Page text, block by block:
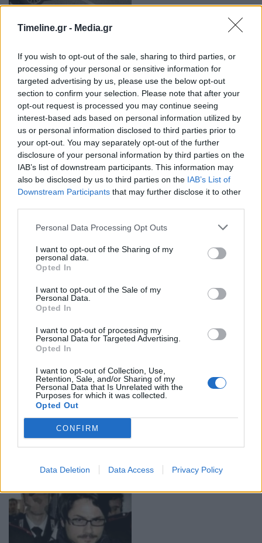
Timeline.gr - Media.gr
If you wish to opt-out of the sale, sharing to third parties, or
processing of your personal or sensitive information for
targeted advertising by us, please use the below opt-out
section to confirm your selection. Please note that after your
opt-out request is processed you may continue seeing
interest-based ads based on personal information utilized by
us or personal information disclosed to third parties prior to
your opt-out. You may separately opt-out of the further
disclosure of your personal information by third parties on the
IAB’s list of downstream participants. This information may
also be disclosed by us to third parties on the IAB’s List of
Downstream Participants that may further disclose it to other
Personal Data Processing Opt Outs
I want to opt-out of the Sharing of my
personal data.
Opted In
I want to opt-out of the Sale of my
Personal Data.
Opted In
I want to opt-out of processing my
Personal Data for Targeted Advertising.
Opted In
I want to opt-out of Collection, Use,
Retention, Sale, and/or Sharing of my
Personal Data that Is Unrelated with the
Purposes for which it was collected.
Opted Out
CONFIRM
Data Deletion Data Access Privacy Policy
Σικελία: Νεαρή μητέρα σκότωσε την 5χρονη
κόρη της – Κατήγγειλε… απαγωγή για να τη…
16:59 - 14 Ιουνίου 2022
Χθες το απόγευμα μια μητέρα είχε καταθέσει μήνυση
για απαγωγή της κόρης της από το αυτοκίνητό της,
από τρεις ένοπλους κουκουλοφόρους, λίγο αφότου
την είχε παραλάβει από τον παιδικό σταθμό
στην Αθήνα το θραύσμα Fagan της
Ακρόπολης
12:01 - 24 Μαΐου 2022
του ελληνικού Υπουργείου Πολιτισμού
Ιταλία: Ρωσικό πλοίο με πάνω από 100
κατασκόπους βρίσκεται νότια της Σικελίας
11:56 - 18 Μαΐου 2022
Πρόκειται για το πλοίο Vasily Tatishchev, γνωστό στο